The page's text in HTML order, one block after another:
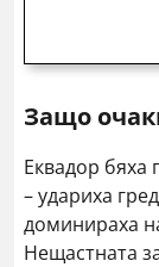
Защо
Еквадор
– удариха
доминираха
Нещастната